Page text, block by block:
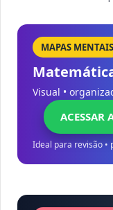
MAPAS MENTAIS
Visual •
ACESSAR
Ideal para revisão •